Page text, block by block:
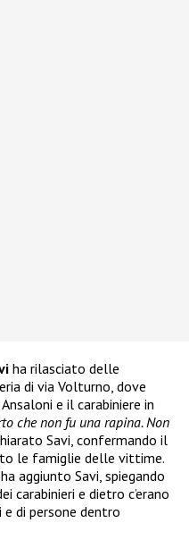
ha rilasciato delle
di via Volturno, dove
e il carabiniere in
che non fu una rapina. Non
Savi, confermando il
le famiglie delle vittime.
ha aggiunto Savi, spiegando
carabinieri e dietro c’erano
e di persone dentro